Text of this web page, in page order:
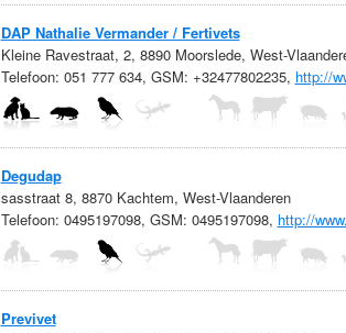
DAP Nathalie Vermander / Fertivets
Kleine Ravestraat, 2, 8890 Moorslede, West-
Telefoon: 051 777 634, GSM: +32477802235, http://
Degudap
sasstraat 8, 8870 Kachtem, West-Vlaanderen
Telefoon: 0495197098, GSM: 0495197098, http://
Previvet